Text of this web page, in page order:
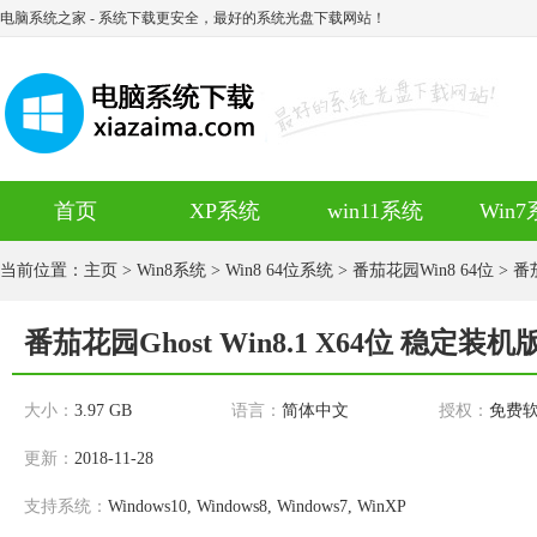
电脑系统之家 - 系统下载更安全，最好的系统光盘下载网站！
首页 XP系统 win11系统 Win7
当前位置： 主页 > Win8系统 > Win8 64位系统 > 番茄花园Win8 64位 > 番
番茄花园Ghost Win8.1 X64位 稳定装机
大小： 3.97 GB 语言： 简体中文 授权： 免费
更新： 2018-11-28
支持系统： Windows10, Windows8, Windows7, WinXP